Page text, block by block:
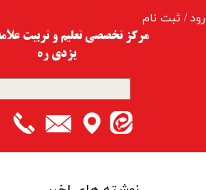
/ ثبت نام
حساب کاربری من
خروج از حساب کاربری
مرکز تخصصی تعلیم و تربیت​​​​​​​
یزدی ره